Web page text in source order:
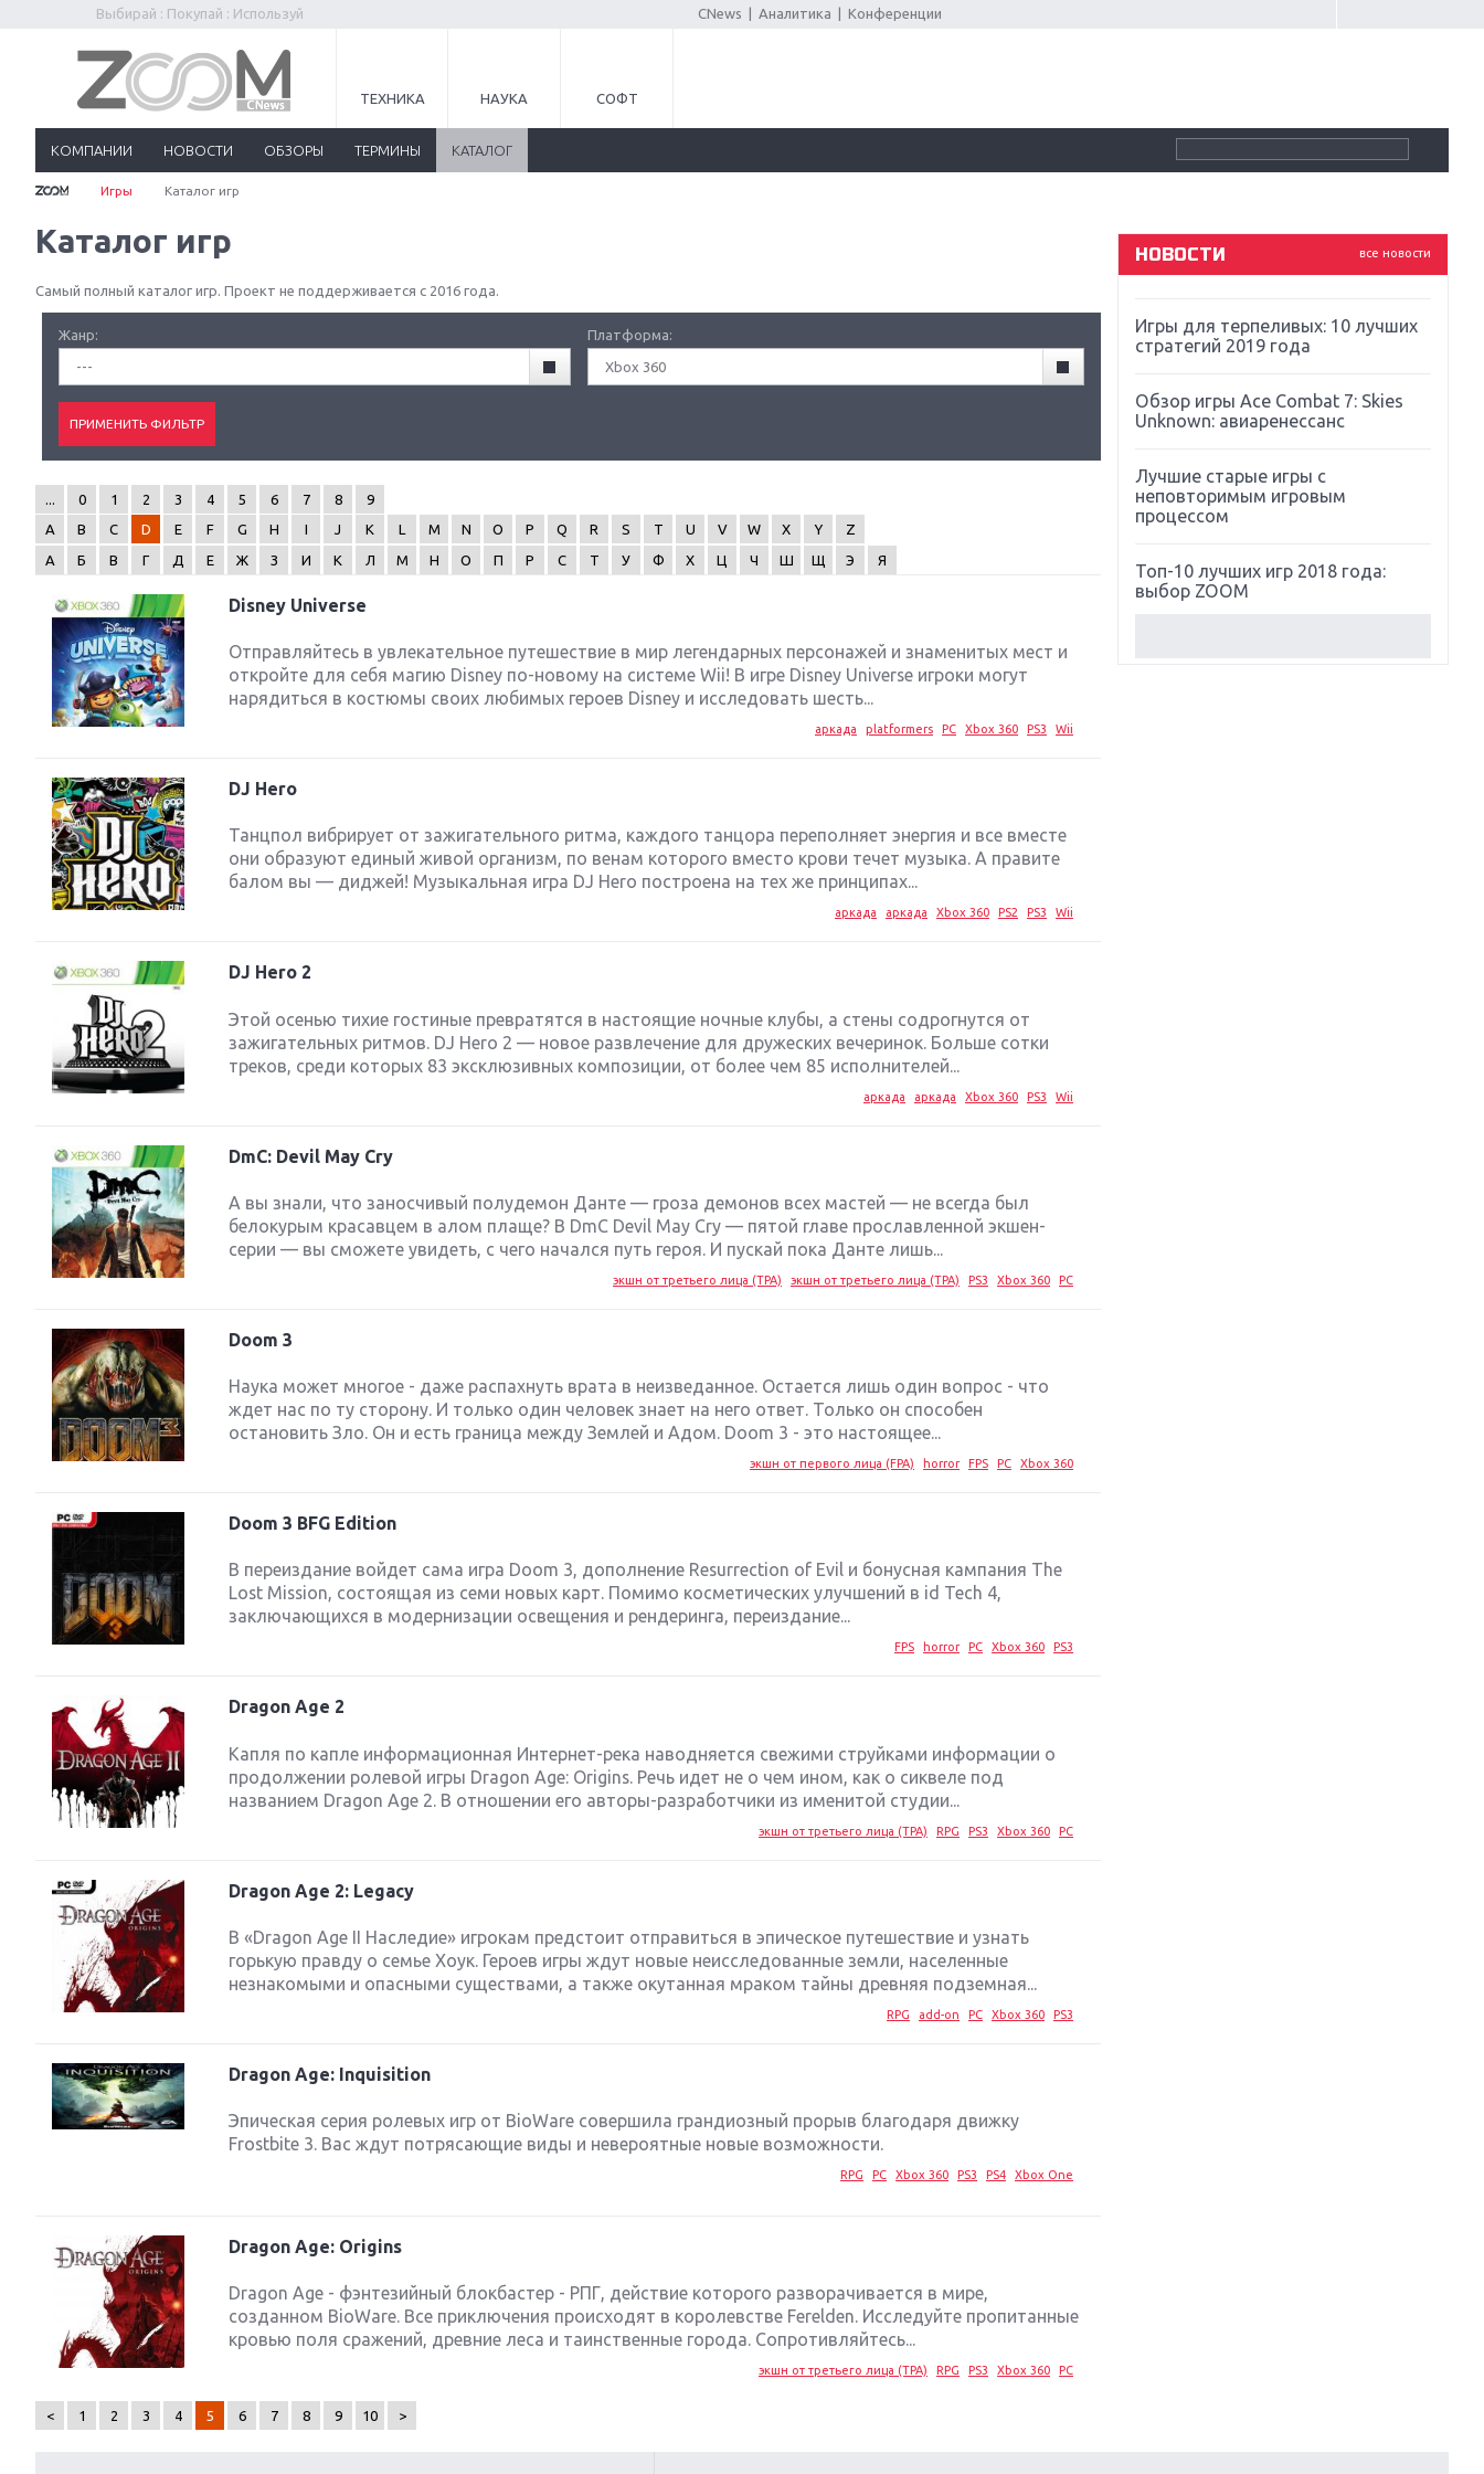
Выбирай : Покупай : Используй CNews Аналитика Конференции
ТЕХНИКА НАУКА СОФТ
КОМПАНИИ НОВОСТИ ОБЗОРЫ ТЕРМИНЫ КАТАЛОГ
Игры Каталог игр
Каталог игр
Самый полный каталог игр. Проект не поддерживается с 2016 года.
Жанр:
---
Платформа:
Xbox 360
0 1 2 3 4 5 6 7 8
9
A
B C D E F G H I J K L M N O P Q R S T U V W X Y
Z
А
Б В Г Д Е Ж З И К Л М Н О П Р С Т У Ф Х Ц Ч Ш Щ Э Я
Disney Universe
Отправляйтесь в увлекательное путешествие в мир легендарных персонажей и знаменитых мест и
откройте для себя магию Disney по-новому на системе Wii! В игре Disney Universe игроки могут
нарядиться в костюмы своих любимых героев Disney и исследовать шесть...
аркада platformers PC Xbox 360 PS3 Wii
DJ Hero
Танцпол вибрирует от зажигательного ритма, каждого танцора переполняет энергия и все вместе
они образуют единый живой организм, по венам которого вместо крови течет музыка. А правите
балом вы — диджей! Музыкальная игра DJ Hero построена на тех же принципах...
аркада аркада Xbox 360 PS2 PS3 Wii
DJ Hero 2
Этой осенью тихие гостиные превратятся в настоящие ночные клубы, а стены содрогнутся от
зажигательных ритмов. DJ Hero 2 — новое развлечение для дружеских вечеринок. Больше сотки
треков, среди которых 83 эксклюзивных композиции, от более чем 85 исполнителей...
аркада аркада Xbox 360 PS3 Wii
DmC: Devil May Cry
А вы знали, что заносчивый полудемон Данте — гроза демонов всех мастей — не всегда был
белокурым красавцем в алом плаще? В DmC Devil May Cry — пятой главе прославленной экшен-
серии — вы сможете увидеть, с чего начался путь героя. И пускай пока Данте лишь...
экшн от третьего лица (TPA) экшн от третьего лица (TPA) PS3 Xbox 360 PC
Doom 3
Наука может многое - даже распахнуть врата в неизведанное. Остается лишь один вопрос - что
ждет нас по ту сторону. И только один человек знает на него ответ. Только он способен
остановить Зло. Он и есть граница между Землей и Адом. Doom 3 - это настоящее...
экшн от первого лица (FPA) horror FPS PC Xbox 360
Doom 3 BFG Edition
В переиздание войдет сама игра Doom 3, дополнение Resurrection of Evil и бонусная кампания The
Lost Mission, состоящая из семи новых карт. Помимо косметических улучшений в id Tech 4,
заключающихся в модернизации освещения и рендеринга, переиздание...
FPS horror PC Xbox 360 PS3
Dragon Age 2
Капля по капле информационная Интернет-река наводняется свежими струйками информации о
продолжении ролевой игры Dragon Age: Origins. Речь идет не о чем ином, как о сиквеле под
названием Dragon Age 2. В отношении его авторы-разработчики из именитой студии...
экшн от третьего лица (TPA) RPG PS3 Xbox 360 PC
Dragon Age 2: Legacy
В «Dragon Age II Наследие» игрокам предстоит отправиться в эпическое путешествие и узнать
горькую правду о семье Хоук. Героев игры ждут новые неисследованные земли, населенные
незнакомыми и опасными существами, а также окутанная мраком тайны древняя подземная...
RPG add-on PC Xbox 360 PS3
Dragon Age: Inquisition
Эпическая серия ролевых игр от BioWare совершила грандиозный прорыв благодаря движку
Frostbite 3. Вас ждут потрясающие виды и невероятные новые возможности.
RPG PC Xbox 360 PS3 PS4 Xbox One
Dragon Age: Origins
Dragon Age - фэнтезийный блокбастер - РПГ, действие которого разворачивается в мире,
созданном BioWare. Все приключения происходят в королевстве Ferelden. Исследуйте пропитанные
кровью поля сражений, древние леса и таинственные города. Сопротивляйтесь...
экшн от третьего лица (TPA) RPG PS3 Xbox 360 PC
< 1 2 3 4 5 6 7 8 9 10 >
все новости
НОВОСТИ
Souls
Far Cry 5: хвалить нельзя ругать
Игры для терпеливых: 10 лучших
стратегий 2019 года
Обзор игры Ace Combat 7: Skies
Unknown: авиаренессанс
Лучшие старые игры с
неповторимым игровым
процессом
Топ-10 лучших игр 2018 года:
выбор ZOOM
Next